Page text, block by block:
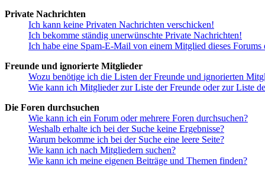
Private Nachrichten
Ich kann keine Privaten Nachrichten verschicken!
Ich bekomme ständig unerwünschte Private Nachrichten!
Ich habe eine Spam-E-Mail von einem Mitglied dieses Forums
Freunde und ignorierte Mitglieder
Wozu benötige ich die Listen der Freunde und ignorierten
Wie kann ich Mitglieder zur Liste der Freunde oder zur Liste
Die Foren durchsuchen
Wie kann ich ein Forum oder mehrere Foren durchsuchen?
Weshalb erhalte ich bei der Suche keine Ergebnisse?
Warum bekomme ich bei der Suche eine leere Seite?
Wie kann ich nach Mitgliedern suchen?
Wie kann ich meine eigenen Beiträge und Themen finden?